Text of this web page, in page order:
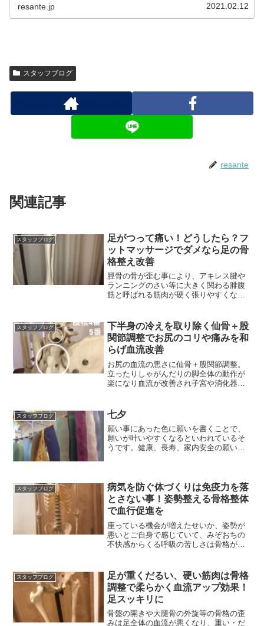
resante.jp 2021.02.12
スタッフブログ
resante
関連記事
スタッフブログ
足がつって痛い！どうしたら？フ
ットマッサージでダメなら足の骨
格整え改善
脛骨の骨が歪む事により、アキレス腱や
ランニングのさい等に大きく関わる腓腹
筋と呼ばれる筋肉が硬く張りやすくなる
スタッフブログ
下半身の冷えを取り除く仙骨＋股
関節調整でお尻のコリや痛みを和
らげ血流改善
お尻の血流の悪さに仙骨＋股関節調整。
立ったりしゃがんだりの脚全体の動作が
楽になり血流が改善され子宮や消化器系
スタッフブログ 七夕
願い事にあった色に願いを書くことで、
願いが叶いやすくなるといわれているそ
うです。健康、長寿、家内安全の願いが
スタッフブログ
病気を防ぐ体づくりは免疫力を落
とさない事！姿勢整える骨格整体
で血行促進を
座っている機会が増えたせいか、姿勢が
悪いとご自身で感じていて、みぞおちの
不快感からくる呼吸の苦しさは骨格が原
スタッフブログ
足が重くだるい、硬い筋肉は骨格
調整で柔らかく血流アップ効果！
足スッキリに
骨盤の開きや大腿骨の外旋等の骨格の歪
みは足全体の血流が悪くなり、重い・だ